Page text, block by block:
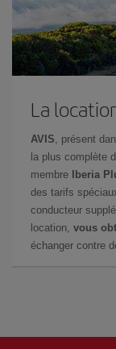
La
AVIS, présent
la plus complète
membre
Iberia
des tarifs
conducteur
location, vous
échanger contre